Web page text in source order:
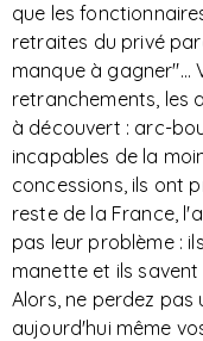
que les
retraites du privé
manque à gagner"...
retranchements, les
à découvert : arc-
incapables de la
concessions, ils ont
reste de la France,
pas leur problème :
manette et ils
Alors, ne perdez pas
aujourd'hui même